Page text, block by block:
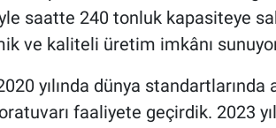
saatte 240 tonluk kapasiteye
ve kaliteli üretim imkânı
yılında dünya
faaliyete geçirdik. 2023